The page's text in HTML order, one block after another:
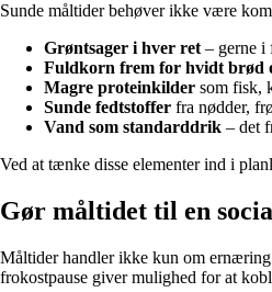
Sunde måltider behøver ikke være
Grøntsager i hver ret – gerne i
Fuldkorn frem for hvidt brød
Magre proteinkilder som fisk,
Sunde fedtstoffer fra nødder,
Vand som standarddrik – det
Ved at tænke disse elementer ind i
Gør måltidet til en
Måltider handler ikke kun om ernæring
frokostpause giver mulighed for at